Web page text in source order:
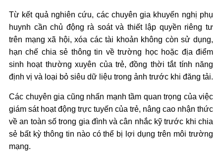
Từ kết quả nghiên cứu, các chuyên gia khuyến nghị phụ
huynh cần chủ động rà soát và thiết lập quyền riêng tư
trên mạng xã hội, xóa các tài khoản không còn sử dụng,
hạn chế chia sẻ thông tin về trường học hoặc địa điểm
sinh hoạt thường xuyên của trẻ, đồng thời tắt tính năng
định vị và loại bỏ siêu dữ liệu trong ảnh trước khi đăng tải.
Các chuyên gia cũng nhấn mạnh tầm quan trọng của việc
giám sát hoạt động trực tuyến của trẻ, nâng cao nhận thức
về an toàn số trong gia đình và cân nhắc kỹ trước khi chia
sẻ bất kỳ thông tin nào có thể bị lợi dụng trên môi trường
mạng.